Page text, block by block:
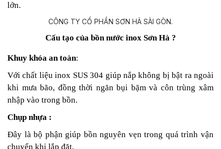
lớn.
Cấu tạo của bồn nước inox Sơn Hà ?
Khuy khóa an toàn:
Với chất liệu inox SUS 304 giúp nắp không bị bật ra ngoài
khi mưa bão, đồng thời ngăn bụi bặm và côn trùng xâm
nhập vào trong bồn.
Chụp nhựa :
Đây là bộ phận giúp bồn nguyên vẹn trong quá trình vận
chuyển khi lắp đặt.